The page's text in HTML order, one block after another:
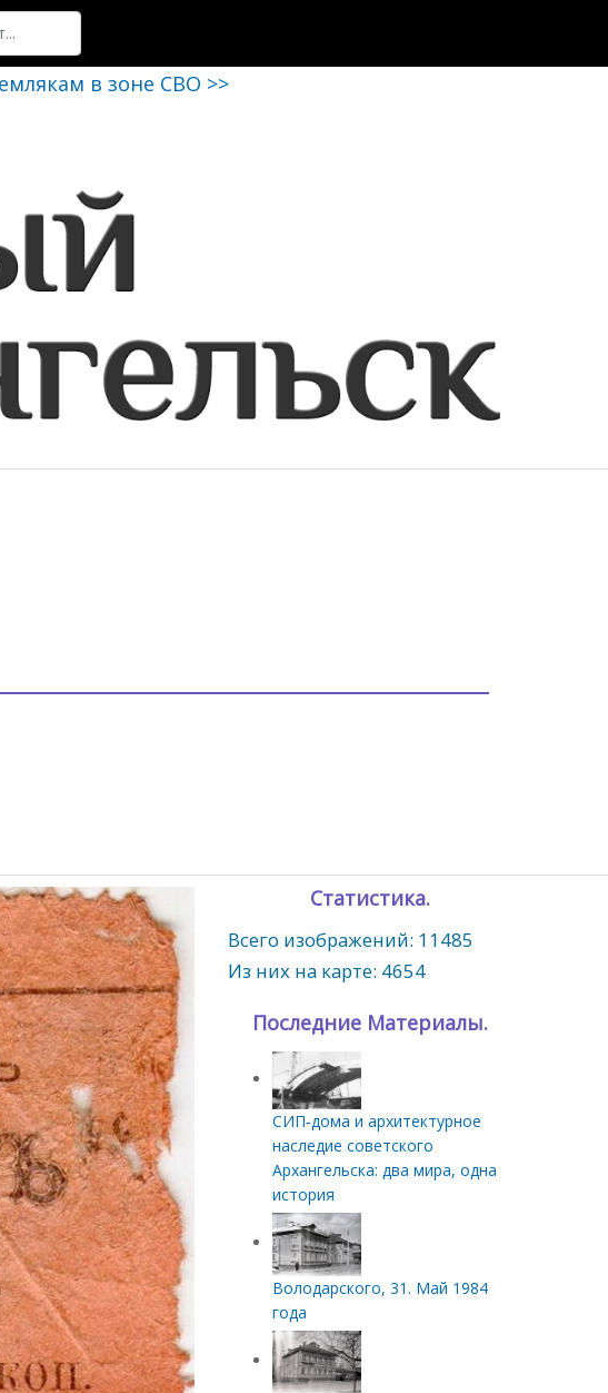
в зоне СВО >>
Статистика.
Всего изображений: 11485
Из них на карте: 4654
Последние Материалы.
СИП‑дома и архитектурное
наследие советского
Архангельска: два мира, одна
история
Володарского, 31. Май 1984
года